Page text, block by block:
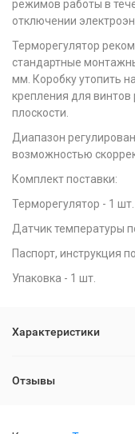
режимов работы в
отключении
Терморегулятор
стандартные
мм. Коробку утопить
крепления для винтов
плоскости.
Диапазон
возможностью
Комплект поставки:
Терморегулятор - 1 шт.
Датчик температуры
Паспорт, инструкция
Упаковка - 1 шт.
Характеристики
Отзывы